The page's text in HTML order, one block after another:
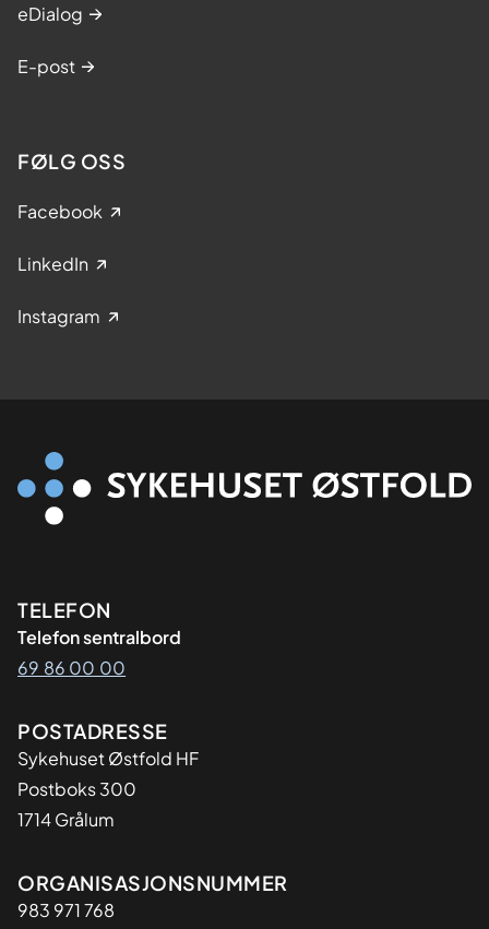
eDialog
E-post
FØLG OSS
Facebook
LinkedIn
Instagram
Kontaktinformasjon
TELEFON
Telefon sentralbord
69 86 00 00
Adresse
POSTADRESSE
Sykehuset Østfold HF
Postboks 300
1714 Grålum
Organisasjon
ORGANISASJONSNUMMER
983 971 768